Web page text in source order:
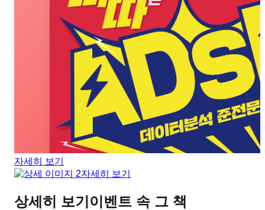
자세히 보기
자세히 보기
상세히 보기 이벤트 속 그 책